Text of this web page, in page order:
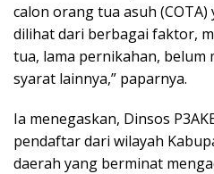
calon orang tua asuh (COTA)
dilihat dari berbagai faktor,
tua, lama pernikahan, belum
syarat lainnya,” paparnya.
Ia menegaskan, Dinsos
pendaftar dari wilayah
daerah yang berminat